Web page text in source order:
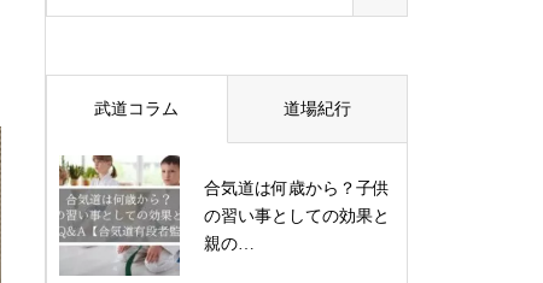
武道コラム 道場紀行
合気道は何歳から？子供
の習い事としての効果と
親の…